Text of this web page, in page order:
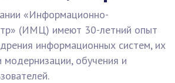
«Информационно-
(ИМЦ) имеют 30-летний опыт
информационных систем, их
обучения и